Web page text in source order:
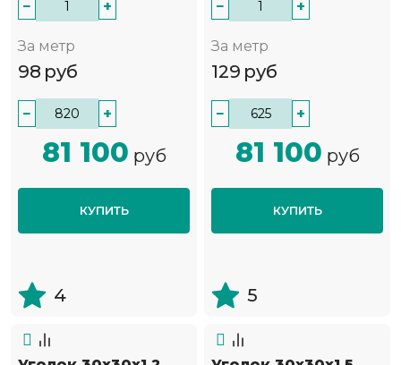
− +
За метр
98 руб
− +
81 100 руб
КУПИТЬ
4
− +
За метр
129 руб
− +
81 100 руб
КУПИТЬ
5